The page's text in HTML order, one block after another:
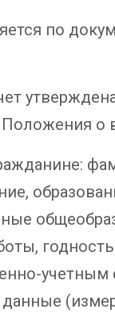
по
о